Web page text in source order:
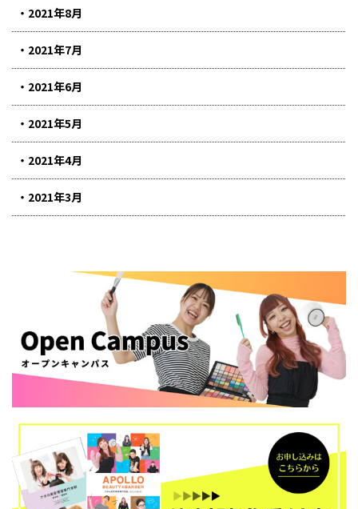
2021年8月
2021年7月
2021年6月
2021年5月
2021年4月
2021年3月